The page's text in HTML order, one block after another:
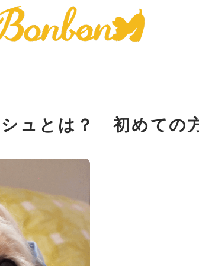
ュとは？ 初めての